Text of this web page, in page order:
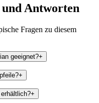
Antworten
Fragen zu diesem
geeignet?+
+
+